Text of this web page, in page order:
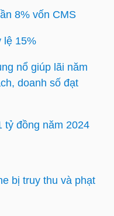
8% vốn CMS
lệ 15%
nổ giúp lãi năm
doanh số đạt
tỷ đồng năm 2024
bị truy thu và phạt
liên quan